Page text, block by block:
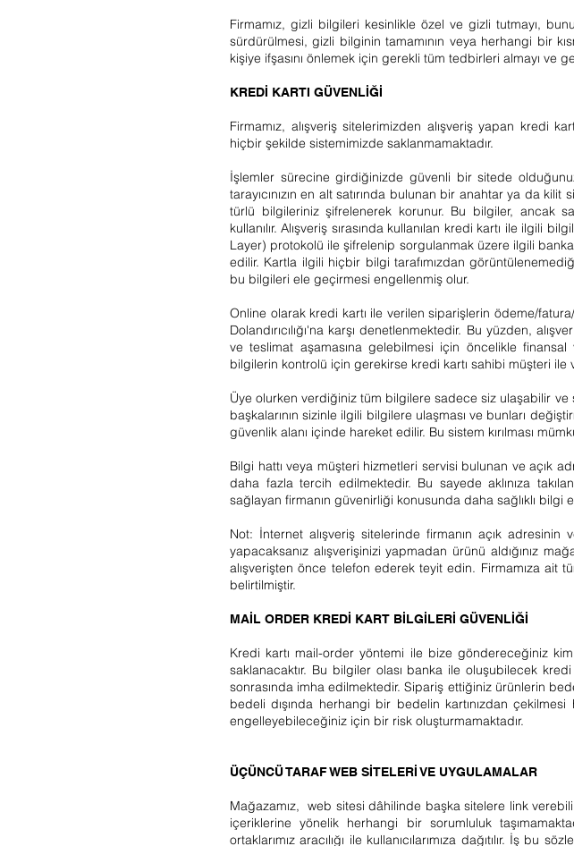
Firmamız, gizli bilgileri kesinlikle özel ve gizli tutmayı,
sürdürülmesi, gizli bilginin tamamının veya herhangi bir
kişiye ifşasını önlemek için gerekli tüm tedbirleri almayı ve
KREDİ KARTI GÜVENLİĞİ
Firmamız, alışveriş sitelerimizden alışveriş yapan kredi
hiçbir şekilde sistemimizde saklanmamaktadır.
İşlemler sürecine girdiğinizde güvenli bir sitede
tarayıcınızın en alt satırında bulunan bir anahtar ya da
türlü bilgileriniz şifrelenerek korunur. Bu bilgiler, ancak
kullanılır. Alışveriş sırasında kullanılan kredi kartı ile ilgili
Layer) protokolü ile şifrelenip sorgulanmak üzere ilgili
edilir. Kartla ilgili hiçbir bilgi tarafımızdan
bu bilgileri ele geçirmesi engellenmiş olur.
Online olarak kredi kartı ile verilen siparişlerin ödeme/
Dolandırıcılığı'na karşı denetlenmektedir. Bu yüzden,
ve teslimat aşamasına gelebilmesi için öncelikle
bilgilerin kontrolü için gerekirse kredi kartı sahibi müşteri
Üye olurken verdiğiniz tüm bilgilere sadece siz ulaşabilir
başkalarının sizinle ilgili bilgilere ulaşması ve bunları
güvenlik alanı içinde hareket edilir. Bu sistem kırılması
Bilgi hattı veya müşteri hizmetleri servisi bulunan ve açık
daha fazla tercih edilmektedir. Bu sayede aklınıza
sağlayan firmanın güvenirliği konusunda daha sağlıklı bilgi
Not: İnternet alışveriş sitelerinde firmanın açık
yapacaksanız alışverişinizi yapmadan ürünü aldığınız
alışverişten önce telefon ederek teyit edin. Firmamıza ait
belirtilmiştir.
MAİL ORDER KREDİ KART BİLGİLERİ GÜVENLİĞİ
Kredi kartı mail-order yöntemi ile bize göndereceğiniz
saklanacaktır. Bu bilgiler olası banka ile oluşubilecek
sonrasında imha edilmektedir. Sipariş ettiğiniz ürünlerin
bedeli dışında herhangi bir bedelin kartınızdan
engelleyebileceğiniz için bir risk oluşturmamaktadır.
ÜÇÜNCÜ TARAF WEB SİTELERİ VE UYGULAMALAR
Mağazamız, web sitesi dâhilinde başka sitelere link
içeriklerine yönelik herhangi bir sorumluluk
ortaklarımız aracılığı ile kullanıcılarımıza dağıtılır. İş bu